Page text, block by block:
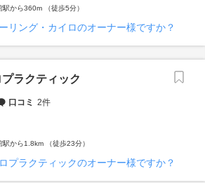
駅から360m （徒歩5分）
リング・カイロのオーナー様ですか？
ラクティック
口コミ 2件
駅から1.8km （徒歩23分）
プラクティックのオーナー様ですか？